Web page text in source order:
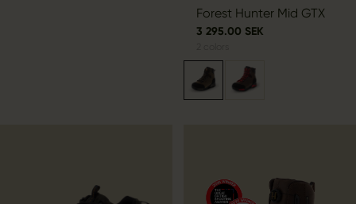
Forest Hunter Mid GTX
3 295.00 SEK